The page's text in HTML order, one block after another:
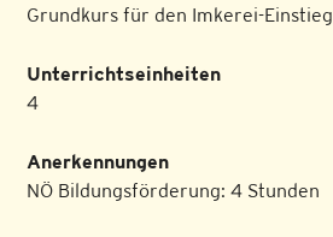
Grundkurs für den Imkerei-Einstieg
Unterrichtseinheiten
4
Anerkennungen
NÖ Bildungsförderung: 4 Stunden